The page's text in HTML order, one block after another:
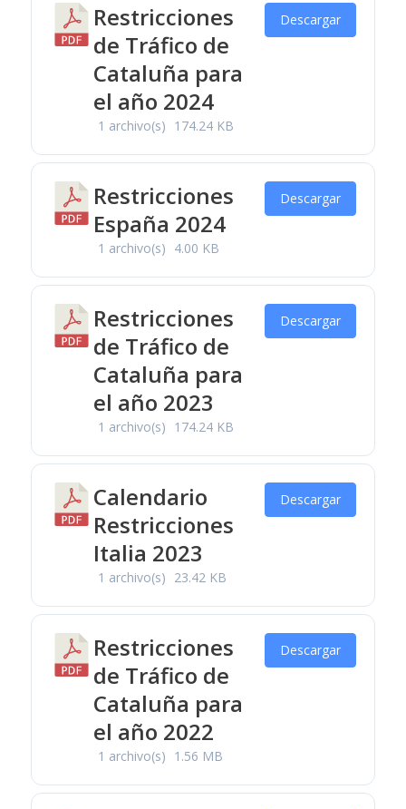
Restricciones
de Tráfico de
Cataluña para
el año 2024
1 archivo(s) 174.24 KB
Descargar
Restricciones
España 2024
1 archivo(s) 4.00 KB
Descargar
Restricciones
de Tráfico de
Cataluña para
el año 2023
1 archivo(s) 174.24 KB
Descargar
Calendario
Restricciones
Italia 2023
1 archivo(s) 23.42 KB
Descargar
Restricciones
de Tráfico de
Cataluña para
el año 2022
1 archivo(s) 1.56 MB
Descargar